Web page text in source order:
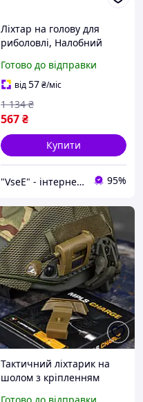
Ліхтар на голову для
риболовлі, Налобний
Налобний риболовлі
кемпінгу YU-59
Готово до відправки
від57₴/міс
567₴
1 134 ₴
Купити
"VseE" - інтернет-магазин тактичного військового спорядження | Власне виробництво | 95%
Тактичний ліхтарик на
шолом з кріпленням